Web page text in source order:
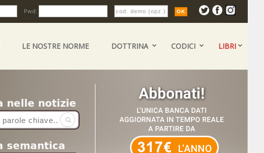
Pwd:
LE NOSTRE NORME DOTTRINA CODICI LIBRI